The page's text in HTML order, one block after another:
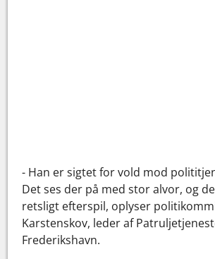
- Han er sigtet for vold mod
Det ses der på med stor alvor, og
retsligt efterspil, oplyser
Karstenskov, leder af
Frederikshavn.